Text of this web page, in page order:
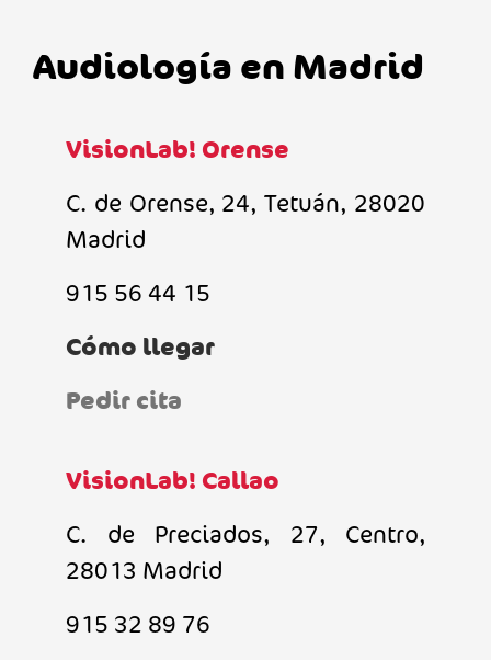
Audiología en Madrid
VisionLab! Orense
C. de Orense, 24, Tetuán, 28020
Madrid
915 56 44 15
Cómo llegar
Pedir cita
VisionLab! Callao
C. de Preciados, 27, Centro,
28013 Madrid
915 32 89 76